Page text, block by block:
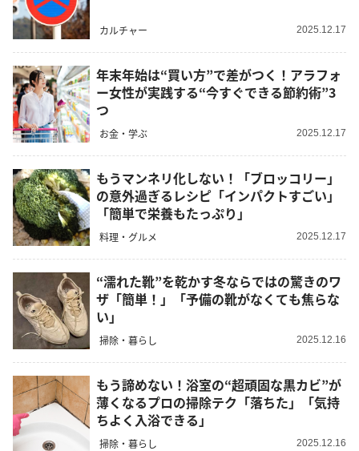
カルチャー 2025.12.17
年末年始は“買い方”で差がつく！アラフォ
ー女性が実践する“今すぐできる節約術”3
つ
お金・学ぶ 2025.12.17
もうマンネリ化しない！「ブロッコリー」
の意外過ぎるレシピ「インパクトすごい」
「簡単で栄養もたっぷり」
料理・グルメ 2025.12.17
“濡れた靴”を乾かす冬ならではの驚きのワ
ザ「簡単！」「予備の靴がなくても焦らな
い」
掃除・暮らし 2025.12.16
もう諦めない！浴室の“超頑固な黒カビ”が
薄くなるプロの掃除テク「落ちた」「気持
ちよく入浴できる」
掃除・暮らし 2025.12.16